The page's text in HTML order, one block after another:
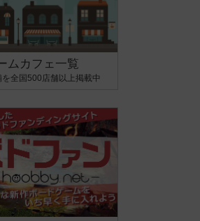
ムカフェ一覧
全国500店舗以上掲載中